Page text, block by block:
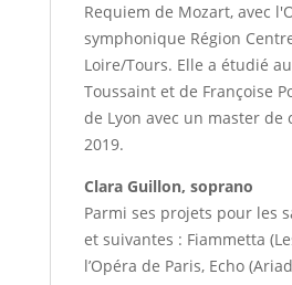
Requiem de Mozart, avec
symphonique Région
Loire/Tours. Elle a étudié
Toussaint et de Françoise
de Lyon avec un master de
2019.
Clara Guillon, soprano
Parmi ses projets pour les
et suivantes : Fiammetta
l’Opéra de Paris, Echo